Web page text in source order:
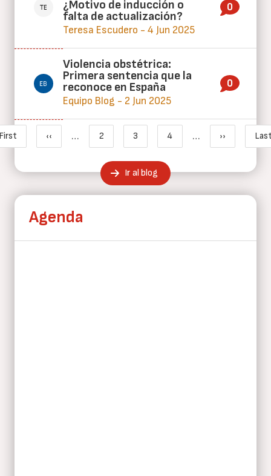
¿Motivo de inducción o
falta de actualización?
Teresa Escudero - 4 Jun 2025
0
Violencia obstétrica:
Primera sentencia que la
reconoce en España
Equipo Blog - 2 Jun 2025
0
Paginación
Primera páginaPágina anterior
‹‹ … Page
2
Página actual
3
Page
4 … Siguiente
››
Ir al blog
Agenda